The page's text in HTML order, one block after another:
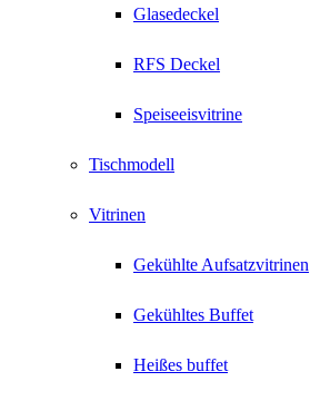
Glasedeckel
RFS Deckel
Speiseeisvitrine
Tischmodell
Vitrinen
Gekühlte Aufsatzvitrinen
Gekühltes Buffet
Heißes buffet